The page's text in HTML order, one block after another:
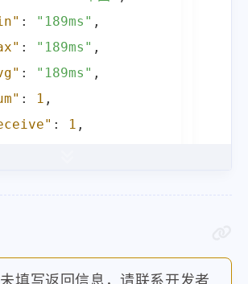
: "189ms" ,
: "189ms" ,
: "189ms" ,
: 1 ,
: 1 ,
: "6846aca9d23e1"